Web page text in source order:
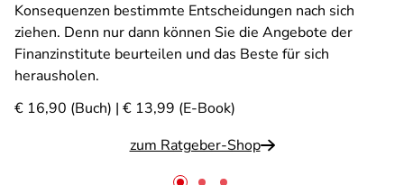
Konsequenzen bestimmte Entscheidungen nach sich
ziehen. Denn nur dann können Sie die Angebote der
Finanzinstitute beurteilen und das Beste für sich
herausholen.
€ 16,90 (Buch) | € 13,99 (E-Book)
zum Ratgeber-Shop